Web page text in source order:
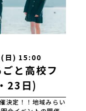
つか留学してみた
る！」「自分の進
そんな中学生のみ
験」は、日本全国
ムです。はじめて
しっかりとサポー
道 標津町（しべつ
しべつちょう）は
えるのは北方領土
産に認定されてい
鶴や白鳥など珍し
日) 15:00
と高校フ
23日)
決定！！地域みらい